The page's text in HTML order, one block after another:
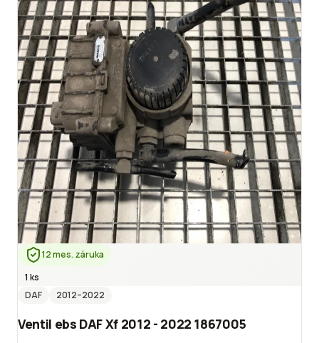
12 mes. záruka
1 ks
DAF
2012–2022
Ventil ebs DAF Xf 2012 - 2022 1867005